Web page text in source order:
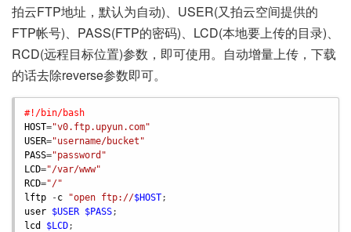
拍云FTP地址，默认为自动)、USER(又拍云空间提供的
FTP帐号)、PASS(FTP的密码)、LCD(本地要上传的目录)、
RCD(远程目标位置)参数，即可使用。自动增量上传，下载
的话去除reverse参数即可。
#!/bin/bash
HOST="v0.ftp.upyun.com"
USER="username/bucket"
PASS="password"
LCD="/var/www"
RCD="/"
lftp -c "open ftp://$HOST
user $USER $PASS
lcd
$LCD